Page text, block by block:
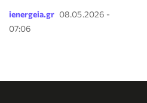
ienergeia.gr 08.05.2026 -
07:06